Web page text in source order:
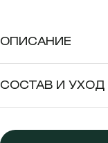
ОПИСАНИЕ
СОСТАВ И УХОД